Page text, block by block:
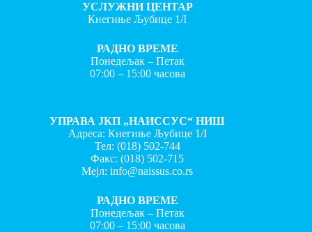
УСЛУЖНИ ЦЕНТАР
Кнегиње Љубице 1/I
РАДНО ВРЕМЕ
Понедељак – Петак
07:00 – 15:00 часова
УПРАВА ЈКП „НАИССУС“ НИШ
Адреса: Кнегиње Љубице 1/I
Тел: (018) 502-744
Факс:(018) 502-715
Мејл:info@naissus.co.rs
РАДНО ВРЕМЕ
Понедељак – Петак
07:00 – 15:00 часова